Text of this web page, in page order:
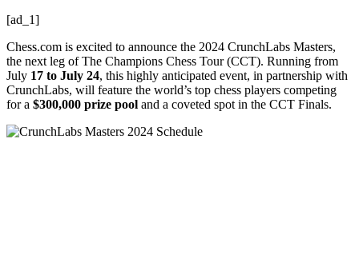
[ad_1]
Chess.com is excited to announce the 2024 CrunchLabs Masters,
the next leg of The Champions Chess Tour (CCT). Running from
July 17 to July 24, this highly anticipated event, in partnership with
CrunchLabs, will feature the world’s top chess players competing
for a $300,000 prize pool and a coveted spot in the CCT Finals.